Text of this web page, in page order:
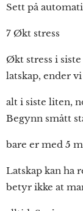
Sett på
7 Økt stress
Økt stress i
latskap, ender
alt i siste liten,
Begynn smått
bare er med 5
Latskap kan ha
betyr ikke at